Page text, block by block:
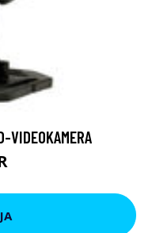
VIDEOKAMERA